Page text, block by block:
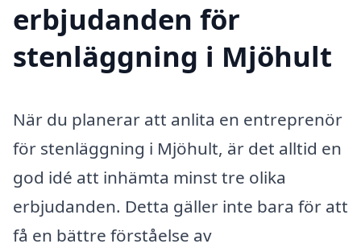
erbjudanden för
stenläggning i Mjöhult
När du planerar att anlita en entreprenör
för stenläggning i Mjöhult, är det alltid en
god idé att inhämta minst tre olika
erbjudanden. Detta gäller inte bara för att
få en bättre förståelse av